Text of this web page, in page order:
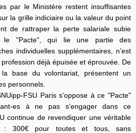
par le Ministère restent insuffisantes
la grille indiciaire ou la valeur du point
de rattraper la perte salariale subie
le "Pacte", qui lie une partie des
individuelles supplémentaires, n’est
déjà épuisée et éprouvée. De
base du volontariat, présentent un
personnels.
FSU Paris s’oppose à ce "Pacte"
es à ne pas s’engager dans ce
continue de revendiquer une véritable
: 300€ pour toutes et tous, sans